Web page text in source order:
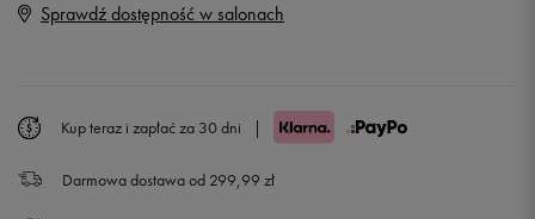
M
XL Powiadom o dostępności
Powiadom o dostępności
Sprawdź dostępność w salonach
Kup teraz i zapłać za 30 dni |
Darmowa dostawa od 299,99 zł